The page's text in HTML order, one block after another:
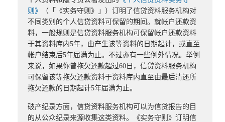
则》
（「《实务守则》」）订明了信贷资料服务机构对
不同类别的个人信贷资料可保留的期间。就帐户还款资
料，一般规则是信贷资料服务机构可保留帐户还款资料
于其资料库内5年，由产生该等资料的日期起计，或直至
帐户结束后5年届满为止。不过亦有一些例外情况。举例
来说，如果你曾拖欠还款超过60日，信贷资料服务机构
可保留该等拖欠还款资料于资料库内直至由最后清还所
拖欠还款的日期起计5年届满为止。
破产纪录方面，信贷资料服务机构可以为信贷报告的目
的从公众纪录来源收集这类资料。《实务守则》订明信